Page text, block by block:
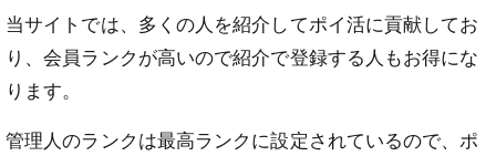
当サイトでは、多くの人を紹介してポイ活に貢献してお
り、会員ランクが高いので紹介で登録する人もお得にな
ります。
管理人のランクは最高ランクに設定されているので、ポ